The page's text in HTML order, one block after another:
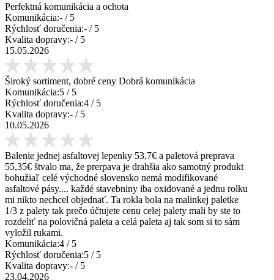
Perfektná komunikácia a ochota
Komunikácia:- / 5
Rýchlosť doručenia:- / 5
Kvalita dopravy:- / 5
15.05.2026
Široký sortiment, dobré ceny Dobrá komunikácia
Komunikácia:5 / 5
Rýchlosť doručenia:4 / 5
Kvalita dopravy:- / 5
10.05.2026
Balenie jednej asfaltovej lepenky 53,7€ a paletová preprava
55,35€ štvalo ma, že prerpava je drahšia ako samotný produkt
bohužiaľ celé východné slovensko nemá modifikované
asfaltové pásy.... každé stavebniny iba oxidované a jednu rolku
mi nikto nechcel objednať. Ta rokla bola na malinkej paletke
1/3 z palety tak prečo účtujete cenu celej palety mali by ste to
rozdeliť na polovičná paleta a celá paleta aj tak som si to sám
vyložil rukami.
Komunikácia:4 / 5
Rýchlosť doručenia:5 / 5
Kvalita dopravy:- / 5
23.04.2026